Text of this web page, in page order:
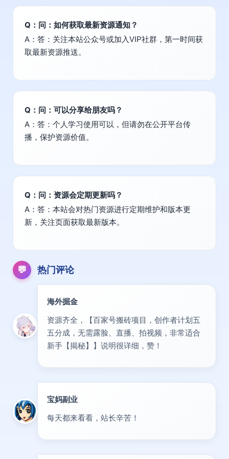
Q：问：如何获取最新资源通知？
A：答：关注本站公众号或加入VIP社群，第一时间获
取最新资源推送。
Q：问：可以分享给朋友吗？
A：答：个人学习使用可以，但请勿在公开平台传
播，保护资源价值。
Q：问：资源会定期更新吗？
A：答：本站会对热门资源进行定期维护和版本更
新，关注页面获取最新版本。
💬 热门评论
海外掘金
资源齐全，【百家号搬砖项目，创作者计划五
五分成，无需露脸、直播、拍视频，非常适合
新手【揭秘】】说明很详细，赞！
宝妈副业
每天都来看看，站长辛苦！